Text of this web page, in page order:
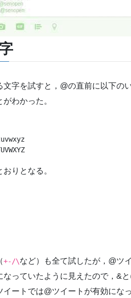
字を試すと，@の直前に以下の
がわかった。
りとなる。
+-/\など）も全て試したが，@ツ
っていたように見えたので，&
ートでは@ツイートが有効になっ